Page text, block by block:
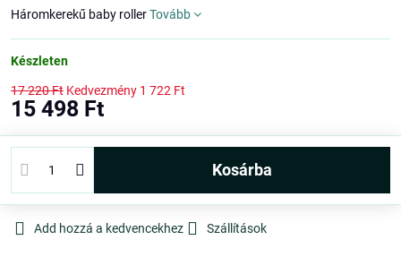
Háromkerekű baby rollerTovább
Készleten
17 220 Ft Kedvezmény 1 722 Ft
15 498 Ft
kosárba
Add hozzá a kedvencekhez Szállítások